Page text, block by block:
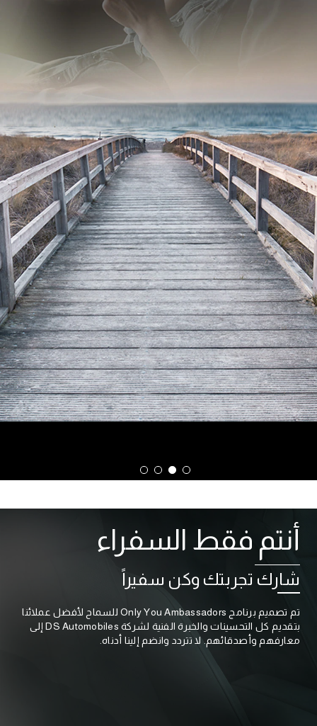
أنتم فقط السفراء
شارك تجربتك وكن سفيراً
تم تصميم برنامج Only You Ambassadors للسماح لأفضل عملائنا
بتقديم كل التحسينات والخبرة الفنية لشركة DS Automobiles إلى
معارفهم وأصدقائهم. لا تتردد وانضم إلينا أدناه.